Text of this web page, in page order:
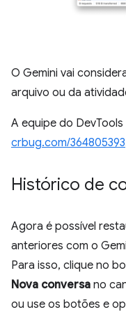
O Gemini vai
arquivo ou da
A equipe do
crbug.com/364805393
Histórico de
Agora é possível
anteriores com o
Para isso, clique no
Nova conversa no
ou use os botões e